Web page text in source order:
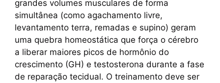
grandes volumes musculares de forma
simultânea (como agachamento livre,
levantamento terra, remadas e supino) geram
uma quebra homeostática que força o cérebro
a liberar maiores picos de hormônio do
crescimento (GH) e testosterona durante a fase
de reparação tecidual. O treinamento deve ser